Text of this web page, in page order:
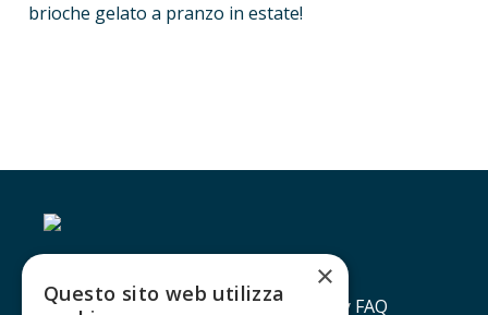
brioche gelato a pranzo in estate!
Contatti Lavora con noiPrivacy policy FAQ
×
Questo sito web utilizza